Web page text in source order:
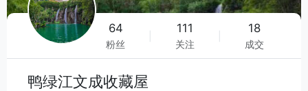
64
粉丝
111
关注
18
成交
鸭绿江文成收藏屋